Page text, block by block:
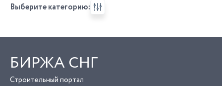
Выберите категорию:
БИРЖА СНГ
Строительный портал